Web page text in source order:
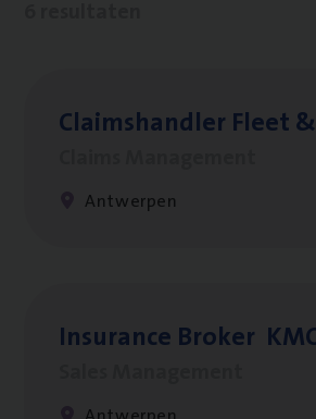
Claims­hand­ler Fleet&
Antwerpen
Insu­ran­ce Bro­ker